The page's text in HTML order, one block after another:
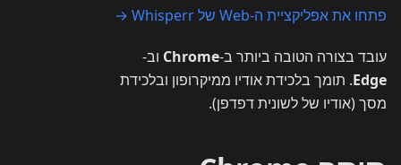
פתחו את אפליקציית ה-Web של Whisperr →
עובד בצורה הטובה ביותר ב-Chrome וב-
Edge. תומך בלכידת אודיו ממיקרופון ובלכידת
מסך (אודיו של לשונית דפדפן).